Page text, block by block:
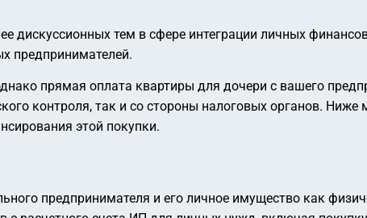
дискуссионных тем в сфере интеграции личных
предпринимателей.
прямая оплата квартиры для дочери с вашего
контроля, так и со стороны налоговых органов.
этой покупки.
предпринимателя и его личное имущество как